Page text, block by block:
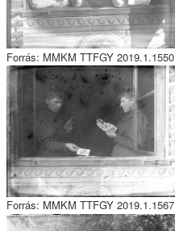
Forrás: MMKM TTFGY 2019.1.1550
Forrás: MMKM TTFGY 2019.1.1567